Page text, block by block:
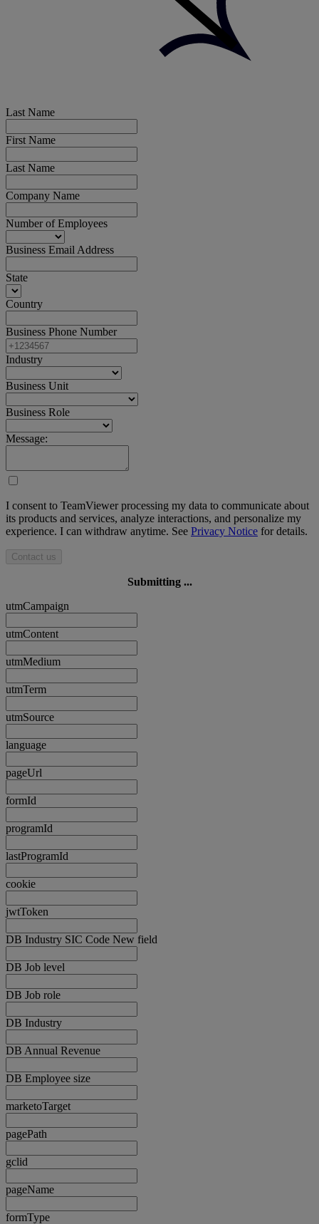
Last Name
First Name
Last Name
Company Name
Number of Employees
Business Email Address
State
Country
Business Phone Number
Industry
Business Unit
Business Role
Message:
I consent to TeamViewer processing my data to communicate about
its products and services, analyze interactions, and personalize my
experience. I can withdraw anytime. See Privacy Notice for details.
Contact us
Submitting ...
utmCampaign
utmContent
utmMedium
utmTerm
utmSource
language
pageUrl
formId
programId
lastProgramId
cookie
jwtToken
DB Industry SIC Code New field
DB Job level
DB Job role
DB Industry
DB Annual Revenue
DB Employee size
marketoTarget
pagePath
gclid
pageName
formType